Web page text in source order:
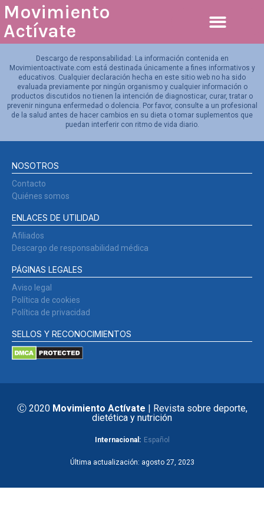
Movimiento
Actívate
Descargo de responsabilidad: La información contenida en
Movimientoactivate.com está destinada únicamente a fines informativos y
educativos. Cualquier declaración hecha en este sitio web no ha sido
evaluada previamente por ningún organismo y cualquier información o
productos discutidos no tienen la intención de diagnosticar, curar, tratar o
prevenir ninguna enfermedad o dolencia. Por favor, consulte a un profesional
de la salud antes de hacer cambios en su dieta o tomar suplementos que
puedan interferir con ritmo de vida diario.
NOSOTROS
Contacto
Quiénes somos
ENLACES DE UTILIDAD
Afiliados
Descargo de responsabilidad médica
PÁGINAS LEGALES
Aviso legal
Política de cookies
Política de privacidad
SELLOS Y RECONOCIMIENTOS
Ⓒ 2020 Movimiento Actívate | Revista sobre deporte,
dietética y nutrición
Internacional: Español
Última actualización: agosto 27, 2023